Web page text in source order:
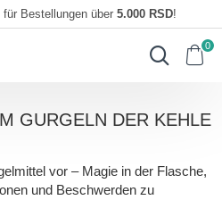
Bestellungen über 5.000 RSD!
0
GURGELN DER KEHLE
vor – Magie in der Flasche,
und Beschwerden zu